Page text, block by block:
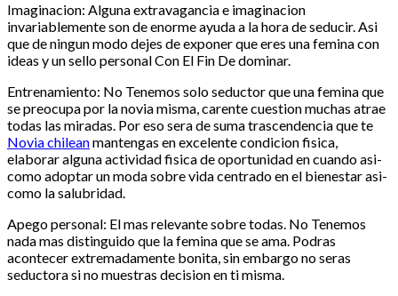
Imaginacion: Alguna extravagancia e imaginacion
invariablemente son de enorme ayuda a la hora de seducir. Asi
que de ningun modo dejes de exponer que eres una femina con
ideas y un sello personal Con El Fin De dominar.
Entrenamiento: No Tenemos solo seductor que una femina que
se preocupa por la novia misma, carente cuestion muchas atrae
todas las miradas. Por eso sera de suma trascendencia que te
Novia chileanmantengas en excelente condicion fisica,
elaborar alguna actividad fisica de oportunidad en cuando asi­
como adoptar un moda sobre vida centrado en el bienestar asi­
como la salubridad.
Apego personal: El mas relevante sobre todas. No Tenemos
nada mas distinguido que la femina que se ama. Podras
acontecer extremadamente bonita, sin embargo no seras
seductora si no muestras decision en ti misma.